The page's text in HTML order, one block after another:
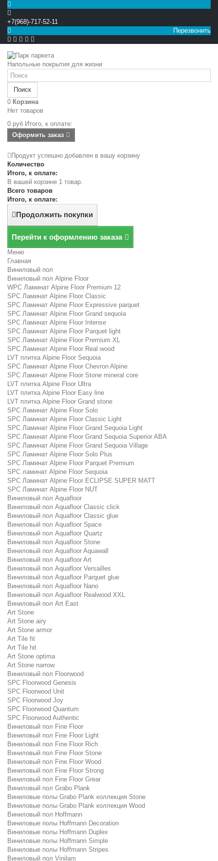
+7(968)-717-52-11
Перезвонить
 
Напольные покрытия для жизни
Поиск
0 Корзина
Нет товаров
0 руб Итого, к оплате:
Оформить заказ
Продукт успешно добавлен в вашу корзину
Количество
Итого, к оплате:
В вашей корзине 1 товар.
Всего товаров
Итого, к оплате:
Продолжить покупки
Перейти к оформлению заказа
Меню
Главная
Виниловый пол
Виниловый пол Alpine Floor
WPC Ламинат Alpine Floor Premium 12
SPC Ламинат Alpine Floor Classic
SPC Ламинат Alpine Floor Expressive parquet
SPC Ламинат Alpine Floor Grand sequoia
SPC Ламинат Alpine Floor Intense
SPC Ламинат Alpine Floor Parquet light
SPC Ламинат Alpine Floor Premium XL
SPC Ламинат Alpine Floor Real wood
LVT плитка Alpine Floor Sequoia
SPC Ламинат Alpine Floor Chevron Alpine
SPC Ламинат Alpine Floor Stone mineral core
LVT плитка Alpine Floor Ultra
LVT плитка Alpine Floor Easy line
LVT плитка Alpine Floor Grand stone
SPC Ламинат Alpine Floor Solo
SPC Ламинат Alpine Floor Classic Light
SPC Ламинат Alpine Floor Grand Sequoia Light
SPC Ламинат Alpine Floor Grand Sequoia Superior ABA
SPC Ламинат Alpine Floor Grand Sequoia Village
SPC Ламинат Alpine Floor Solo Plus
SPC Ламинат Alpine Floor Parquet Premium
SPC ламинат Alpine Floor Sequoia
SPC Ламинат Alpine Floor ECLIPSE SUPER MATT
SPC Ламинат Alpine Floor NUT
Виниловый пол Aquafloor
Виниловый пол Aquafloor Classic click
Виниловый пол Aquafloor Classic glue
Виниловый пол Aquafloor Space
Виниловый пол Aquafloor Quartz
Виниловый пол Aquafloor Stone
Виниловый пол Aquafloor Aquawall
Виниловый пол Aquafloor Art
Виниловый пол Aquafloor Versailles
Виниловый пол Aquafloor Parquet glue
Виниловый пол Aquafloor Nano
Виниловый пол Aquafloor Realwood XXL
Виниловый пол Art East
Art Stone
Art Stone airy
Art Stone armor
Art Tile fit
Art Tile hit
Art Stone optima
Art Stone narrow
Виниловый пол Floorwood
SPC Floorwood Genesis
SPC Floorwood Unit
SPC Floorwood Joy
SPC Floorwood Quantum
SPC Floorwood Authentic
Виниловый пол Fine Floor
Виниловый пол Fine Floor Light
Виниловый пол Fine Floor Rich
Виниловый пол Fine Floor Stone
Виниловый пол Fine Floor Wood
Виниловый пол Fine Floor Strong
Виниловый пол Fine Floor Grear
Виниловый пол Grabo Plank
Виниловые полы Grabo Plank коллекция Stone
Виниловые полы Grabo Plank коллекция Wood
Виниловый пол Hoffmann
Виниловые полы Hoffmann Decoration
Виниловые полы Hoffmann Duplex
Виниловые полы Hoffmann Simple
Виниловые полы Hoffmann Stripes
Виниловый пол Vinilam